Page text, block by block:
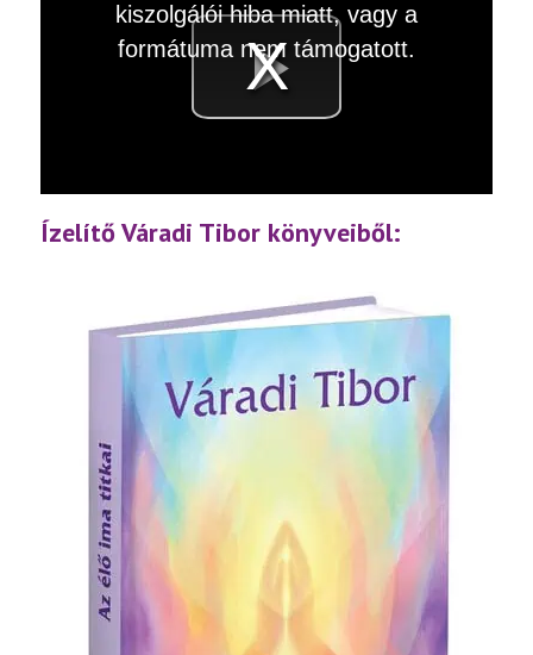
Videó
kiszolgálói hiba miatt, vagy a
formátuma nem támogatott.
Ízelítő Váradi Tibor könyveiből: